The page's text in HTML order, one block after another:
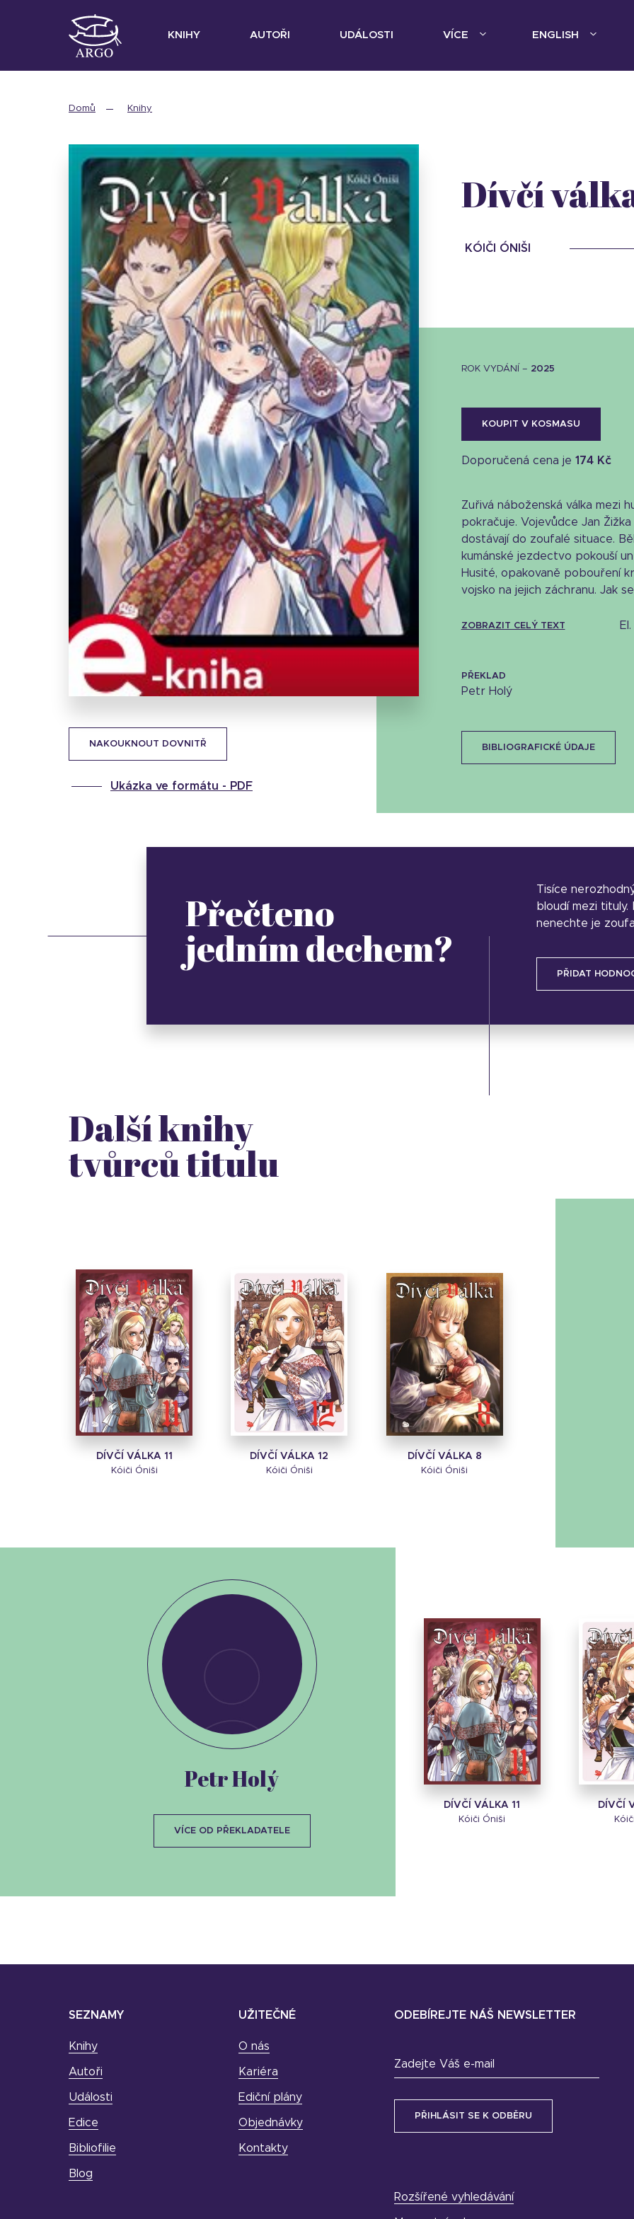
KNIHY AUTOŘI UDÁLOSTI VÍCE ENGLISH
Domů Knihy
NAKOUKNOUT DOVNITŘ
Ukázka ve formátu - PDF
Dívčí
KÓIČI ÓNIŠI
ROK VYDÁNÍ – 2025
KOUPIT V KOSMASU
Doporučená cena je 174 Kč
Zuřivá náboženská válka mezi
pokračuje. Vojevůdce Jan
dostávají do zoufalé situace.
kumánské jezdectvo pokouší
Husité, opakovaně pobouření
vojsko na jejich záchranu. Jak
ZOBRAZIT CELÝ TEXT
PŘEKLAD
Petr Holý
BIBLIOGRAFICKÉ ÚDAJE
Přečteno
jedním dechem?
Tisíce
bloudí mezi
nenechte je
PŘIDAT
Další knihy
tvůrců titulu
DÍVČÍ VÁLKA 11
Kóiči Óniši
DÍVČÍ VÁLKA 12
Kóiči Óniši
DÍVČÍ VÁLKA 8
Kóiči Óniši
DÍVČÍ VÁLKA 11
Kóiči Óniši
DÍVČÍ
Petr Holý
VÍCE OD PŘEKLADATELE
SEZNAMY
Knihy
Autoři
Události
Edice
Bibliofilie
Blog
UŽITEČNÉ
O nás
Kariéra
Ediční plány
Objednávky
Kontakty
ODEBÍREJTE NÁŠ NEWSLETTER
Zadejte Váš e-mail
Rozšířené vyhledávání